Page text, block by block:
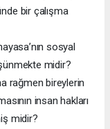
bir çalışma
sosyal
midir?
rağmen bireylerin
insan hakları
midir?